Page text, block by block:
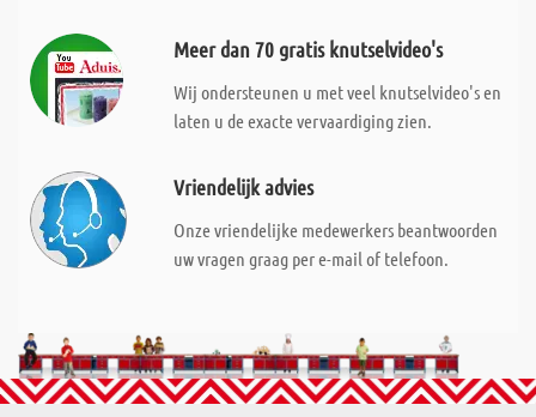
Meer dan 70 gratis knutselvideo's
Wij ondersteunen u met veel knutselvideo's en
laten u de exacte vervaardiging zien.
Vriendelijk advies
Onze vriendelijke medewerkers beantwoorden
uw vragen graag per e-mail of telefoon.